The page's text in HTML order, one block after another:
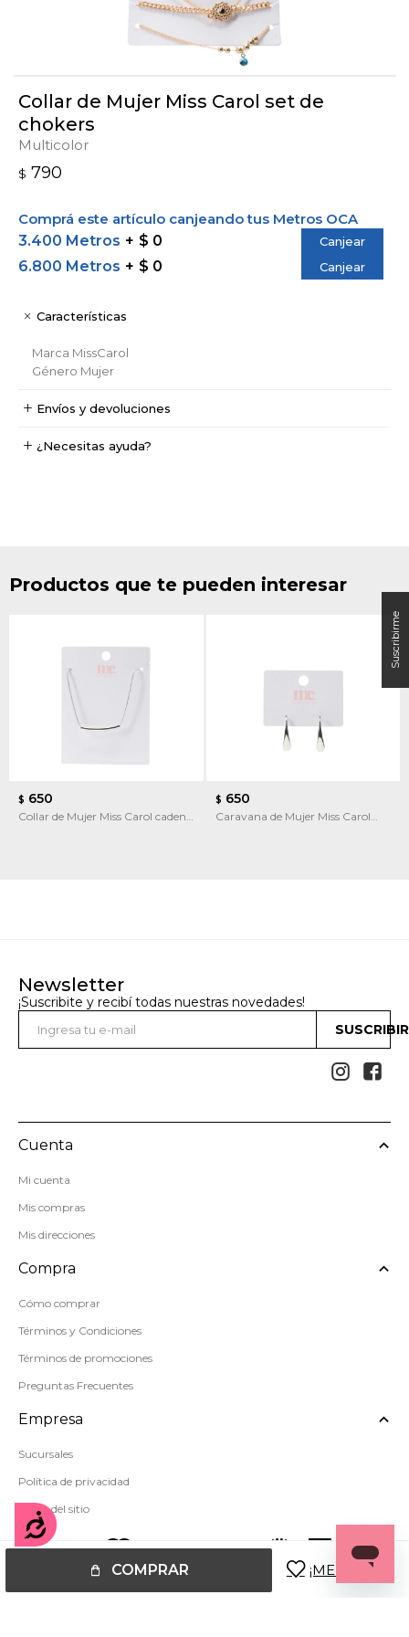
Accesibilidad
Collar de Mujer Miss Carol set de
chokers
Multicolor
$ 790
COMPRAR
Comprá este artículo canjeando tus Metros OCA
3.400 Metros
$ 0 Canjear
6.800 Metros $ 0 Canjear
Características
Marca MissCarol
Género Mujer
Envíos y devoluciones
¿Necesitas ayuda?
Productos que te pueden interesar
$ 650
Collar de Mujer Miss Carol cadena
$ 650
Caravana de Mujer Miss Carol
Newsletter
¡Suscribite y recibí todas nuestras novedades!
 
Cuenta
Mi cuenta
Mis compras
Mis direcciones
Compra
Cómo comprar
Términos y Condiciones
Términos de promociones
Preguntas Frecuentes
Empresa
Sucursales
Política de privacidad
Mapa del sitio